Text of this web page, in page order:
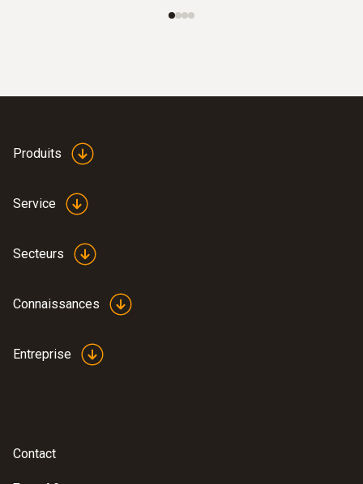
Produits
Service
Secteurs
Connaissances
Entreprise
Contact